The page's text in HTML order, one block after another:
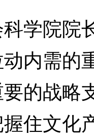
院院
内需的
的战略
住文化